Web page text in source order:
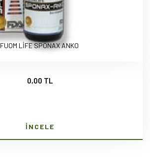
FUOM LİFE SPONAX ANKO
0,00 TL
İNCELE